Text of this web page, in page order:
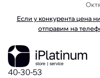
Если у конкурента цена
отправим на
40-30-53